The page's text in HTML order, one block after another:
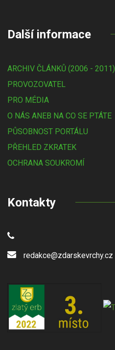
Další informace
ARCHIV ČLÁNKŮ (2006 - 2011)
PROVOZOVATEL
PRO MÉDIA
O NÁS ANEB NA CO SE PTÁTE
PŮSOBNOST PORTÁLU
PŘEHLED ZKRATEK
OCHRANA SOUKROMÍ
Kontakty
redakce@zdarskevrchy.cz